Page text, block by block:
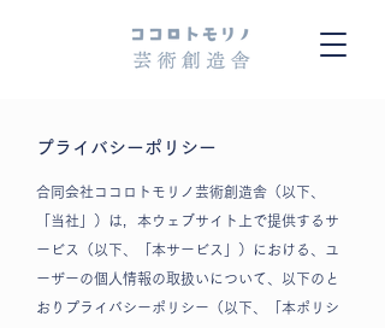
​プライバシーポリシー
合同会社ココロトモリノ芸術創造舎（以下、
「当社」）は，本ウェブサイト上で提供するサ
ービス（以下、「本サービス」）における、ユ
ーザーの個人情報の取扱いについて、以下のと
おりプライバシーポリシー（以下、「本ポリシ